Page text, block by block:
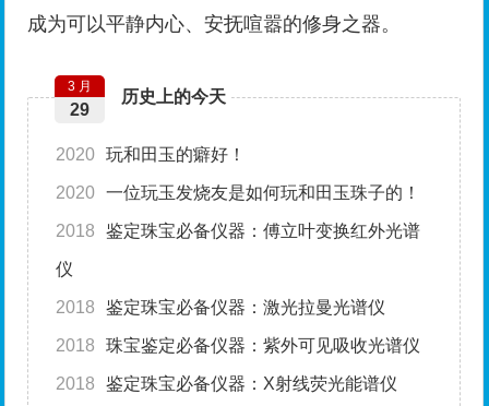
成为可以平静内心、安抚喧嚣的修身之器。
历史上的今天
3 月
29
2020 玩和田玉的癖好！
2020 一位玩玉发烧友是如何玩和田玉珠子的！
2018 鉴定珠宝必备仪器：傅立叶变换红外光谱
仪
2018 鉴定珠宝必备仪器：激光拉曼光谱仪
2018 珠宝鉴定必备仪器：紫外可见吸收光谱仪
2018 鉴定珠宝必备仪器：X射线荧光能谱仪